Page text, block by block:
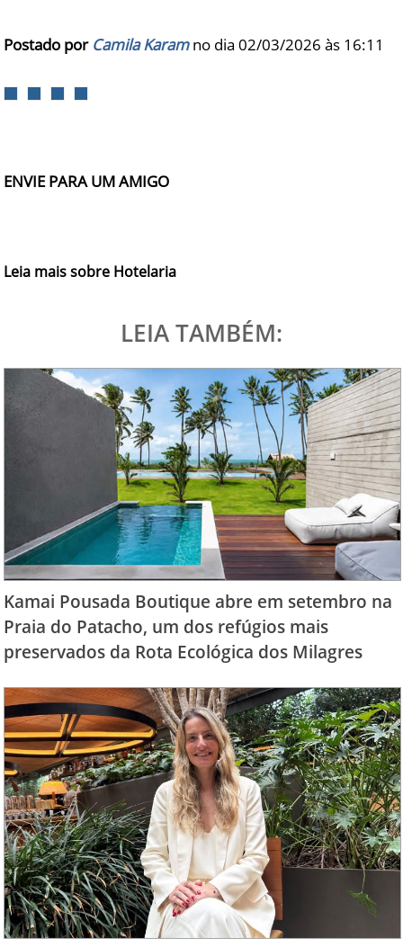
Postado por Camila Karamno dia 02/03/2026 às 16:11
ENVIE PARA UM AMIGO
Leia mais sobre Hotelaria
LEIA TAMBÉM:
Kamai Pousada Boutique abre em setembro na
Praia do Patacho, um dos refúgios mais
preservados da Rota Ecológica dos Milagres